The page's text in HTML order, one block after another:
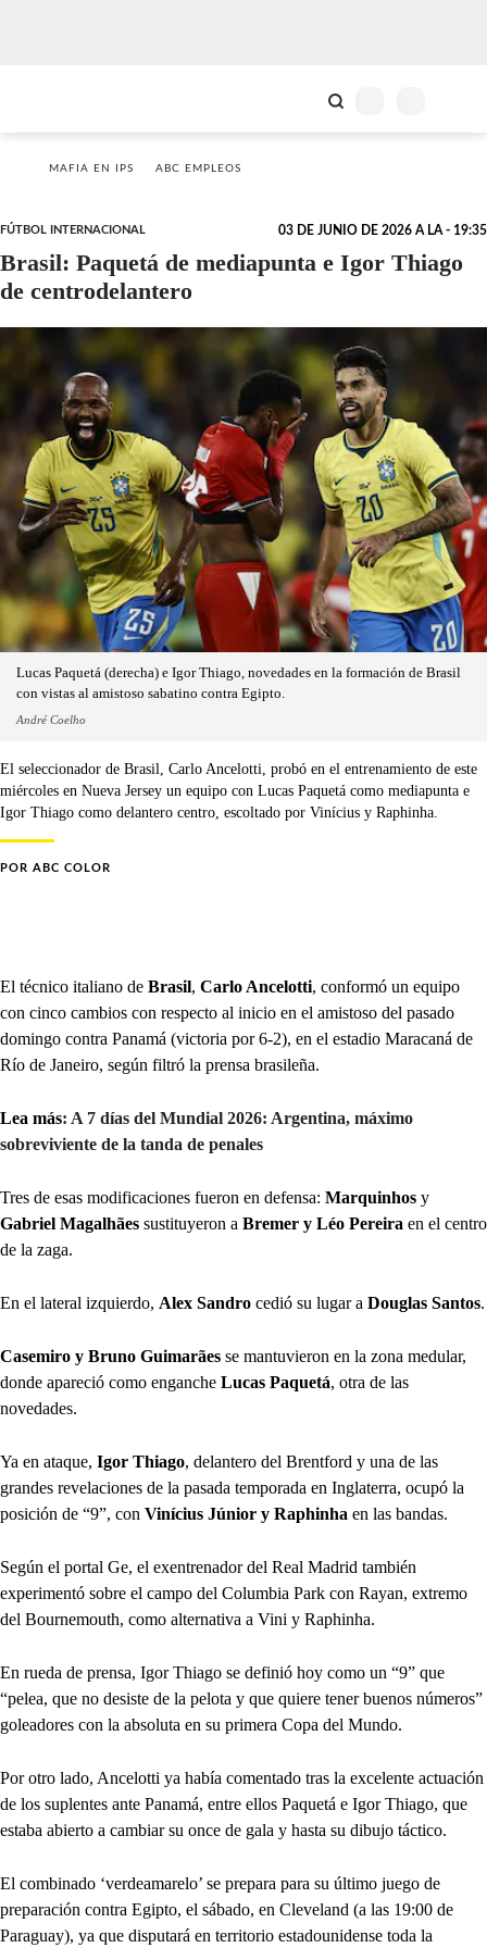
MAFIA EN IPS ABC EMPLEOS
FÚTBOL INTERNACIONAL 03 DE JUNIO DE 2026 A LA - 19:35
Brasil: Paquetá de mediapunta e Igor Thiago
de centrodelantero
Lucas Paquetá (derecha) e Igor Thiago, novedades en la formación de Brasil
con vistas al amistoso sabatino contra Egipto.
André Coelho
El seleccionador de Brasil, Carlo Ancelotti, probó en el entrenamiento de este
miércoles en Nueva Jersey un equipo con Lucas Paquetá como mediapunta e
Igor Thiago como delantero centro, escoltado por Vinícius y Raphinha.
POR ABC COLOR
El técnico italiano de Brasil, Carlo Ancelotti, conformó un equipo
con cinco cambios con respecto al inicio en el amistoso del pasado
domingo contra Panamá (victoria por 6-2), en el estadio Maracaná de
Río de Janeiro, según filtró la prensa brasileña.
Lea más: A 7 días del Mundial 2026: Argentina, máximo
sobreviviente de la tanda de penales
Tres de esas modificaciones fueron en defensa: Marquinhos y
Gabriel Magalhães sustituyeron a Bremer y Léo Pereira en el centro
de la zaga.
En el lateral izquierdo, Alex Sandro cedió su lugar a Douglas Santos.
Casemiro y Bruno Guimarães se mantuvieron en la zona medular,
donde apareció como enganche Lucas Paquetá, otra de las
novedades.
Ya en ataque, Igor Thiago, delantero del Brentford y una de las
grandes revelaciones de la pasada temporada en Inglaterra, ocupó la
posición de “9”, con Vinícius Júnior y Raphinha en las bandas.
Según el portal Ge, el exentrenador del Real Madrid también
experimentó sobre el campo del Columbia Park con Rayan, extremo
del Bournemouth, como alternativa a Vini y Raphinha.
En rueda de prensa, Igor Thiago se definió hoy como un “9” que
“pelea, que no desiste de la pelota y que quiere tener buenos números”
goleadores con la absoluta en su primera Copa del Mundo.
Por otro lado, Ancelotti ya había comentado tras la excelente actuación
de los suplentes ante Panamá, entre ellos Paquetá e Igor Thiago, que
estaba abierto a cambiar su once de gala y hasta su dibujo táctico.
El combinado ‘verdeamarelo’ se prepara para su último juego de
preparación contra Egipto, el sábado, en Cleveland (a las 19:00 de
Paraguay), ya que disputará en territorio estadounidense toda la